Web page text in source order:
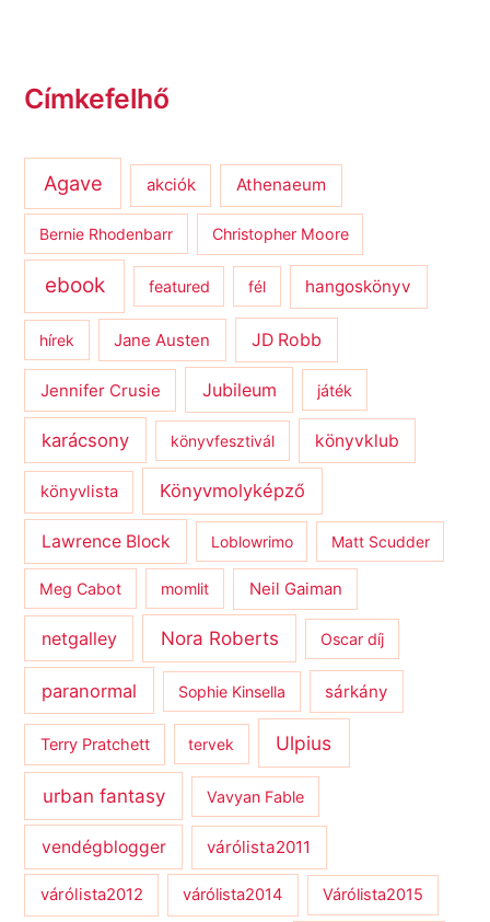
Címkefelhő
Agave akciók Athenaeum
Bernie Rhodenbarr Christopher Moore
ebook featured fél hangoskönyv
hírek Jane Austen JD Robb
Jennifer Crusie Jubileum játék
karácsony könyvfesztivál könyvklub
könyvlista Könyvmolyképző
Lawrence Block Loblowrimo Matt Scudder
Meg Cabot momlit Neil Gaiman
netgalley Nora Roberts Oscar díj
paranormal Sophie Kinsella sárkány
Terry Pratchett tervek Ulpius
urban fantasy Vavyan Fable
vendégblogger várólista2011
várólista2012 várólista2014 Várólista2015